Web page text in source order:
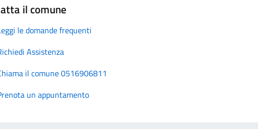
il comune
le domande frequenti
Assistenza
il comune 0516906811
un appuntamento